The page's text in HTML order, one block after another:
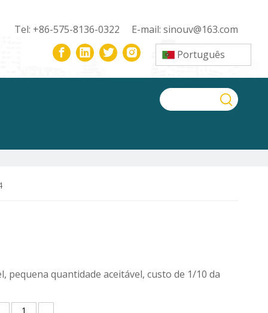
Tel: +86-575-8136-0322 E-mail: sinouv@163.com
Português
pequena quantidade aceitável, custo de 1/10 da